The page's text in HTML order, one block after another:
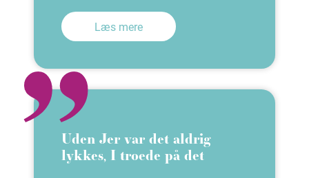
Læs mere
Uden Jer var det aldrig
lykkes, I troede på det